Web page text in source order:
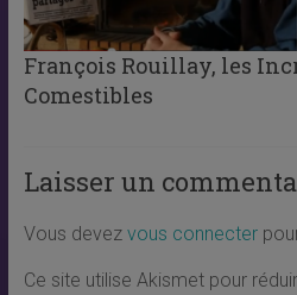
François Rouillay, les
Comestibles
Laisser un
Vous devez vous connecter
Ce site utilise Akismet pour